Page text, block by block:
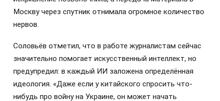
Москву через спутник отнимала огромное количество
нервов.
Соловьёв отметил, что в работе журналистам сейчас
значительно помогает искусственный интеллект, но
предупредил: в каждый ИИ заложена определённая
идеология. «Даже если у китайского спросить что-
нибудь про войну на Украине, он может начать